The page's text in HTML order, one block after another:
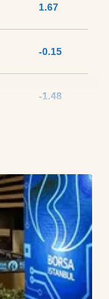
1.67
-0.15
-1.48
-0.03
0
0.15